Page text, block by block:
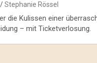
Stephanie Rössel
die Kulissen einer
– mit Ticketverlosung.